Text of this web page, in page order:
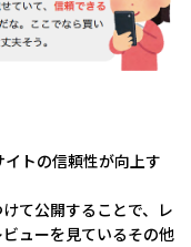
トの信頼性が向上す
て公開することで、レ
ューを見ているその他